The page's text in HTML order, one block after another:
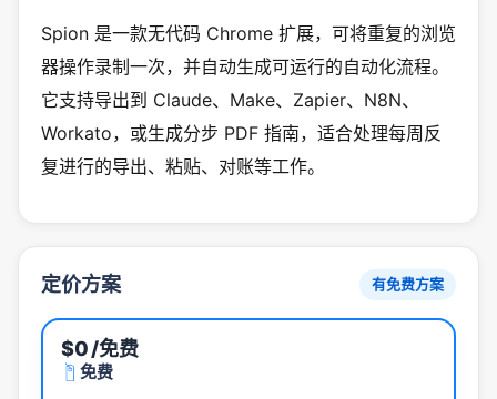
Spion 是一款无代码 Chrome 扩展，可将重复的浏览
器操作录制一次，并自动生成可运行的自动化流程。
它支持导出到 Claude、Make、Zapier、N8N、
Workato，或生成分步 PDF 指南，适合处理每周反
复进行的导出、粘贴、对账等工作。
定价方案 有免费方案
$0/免费
免费